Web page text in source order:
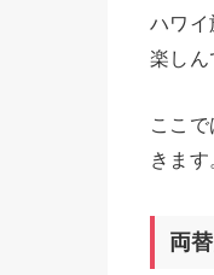
ハワイ
楽しん
ここ
きます
両